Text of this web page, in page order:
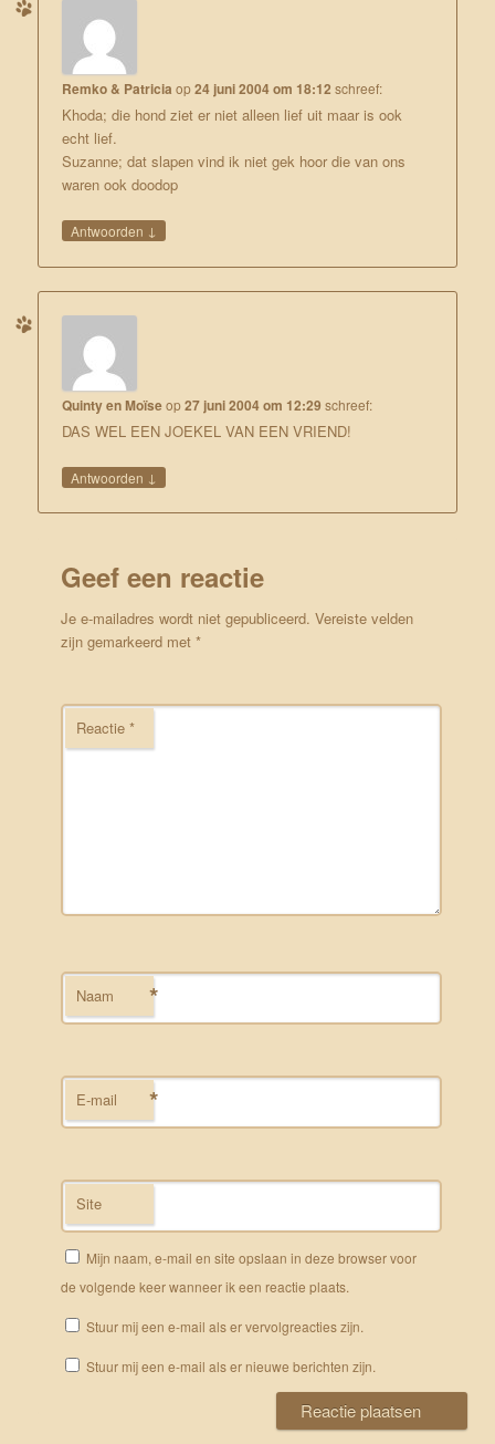
Remko & Patricia op24 juni 2004 om 18:12 schreef:
Khoda; die hond ziet er niet alleen lief uit maar is ook
echt lief.
Suzanne; dat slapen vind ik niet gek hoor die van ons
waren ook doodop
Antwoorden ↓
Quinty en Moïseop27 juni 2004 om 12:29 schreef:
DAS WEL EEN JOEKEL VAN EEN VRIEND!
Antwoorden ↓
Geef een reactie
Je e-mailadres wordt niet gepubliceerd. Vereiste velden
zijn gemarkeerd met*
Reactie*
Naam *
E-mail *
Site
Mijn naam, e-mail en site opslaan in deze browser voor
de volgende keer wanneer ik een reactie plaats.
Stuur mij een e-mail als er vervolgreacties zijn.
Stuur mij een e-mail als er nieuwe berichten zijn.